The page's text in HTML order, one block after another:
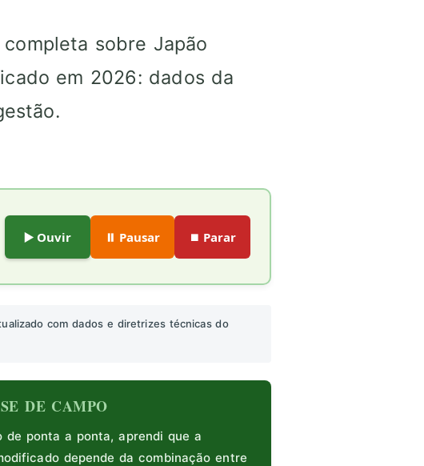
sobre Japão
em 2026: dados da
▶️ Ouvir ⏸️ Pausar ⏹️ Parar
com dados e diretrizes técnicas do
DE CAMPO
de ponta a ponta, aprendi que a
depende da combinação entre